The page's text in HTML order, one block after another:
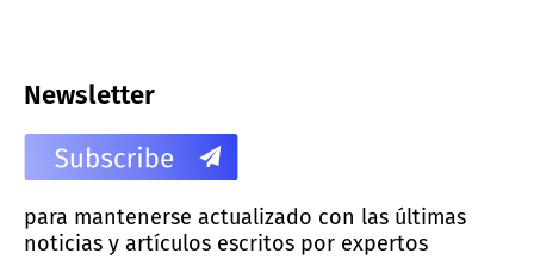
Newsletter
para mantenerse actualizado con las últimas
noticias y artículos escritos por expertos